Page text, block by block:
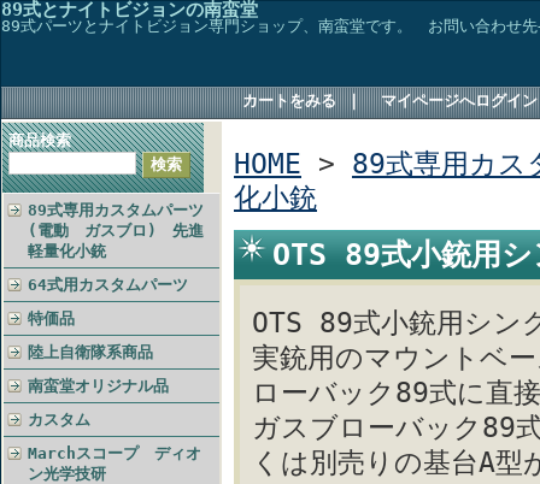
89式とナイトビジョンの南蛮堂
89式パーツとナイトビジョン専門ショップ、南蛮堂です。 お問い合
カートをみる マイページへログイン
商品検索
89式専用カスタムパーツ
(電動 ガスブロ) 先進
軽量化小銃
64式用カスタムパーツ
特価品
陸上自衛隊系商品
南蛮堂オリジナル品
カスタム
Marchスコープ ディオ
ン光学技研
HOME > 89式専用カ
化小銃
OTS 89式小銃用
OTS 89式小銃用シン
実銃用のマウントベ
ローバック89式に直
ガスブローバック89
くは別売りの基台A型